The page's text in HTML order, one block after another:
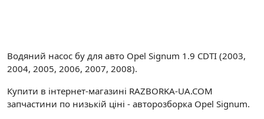
Водяний насос бу для авто Opel Signum 1.9 CDTI (2003,
2004, 2005, 2006, 2007, 2008).
Купити в інтернет-магазині RAZBORKA-UA.COM
запчастини по низькій ціні - авторозборка Opel Signum.